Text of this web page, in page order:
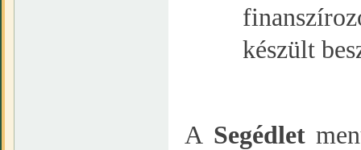
készült
A Segédlet